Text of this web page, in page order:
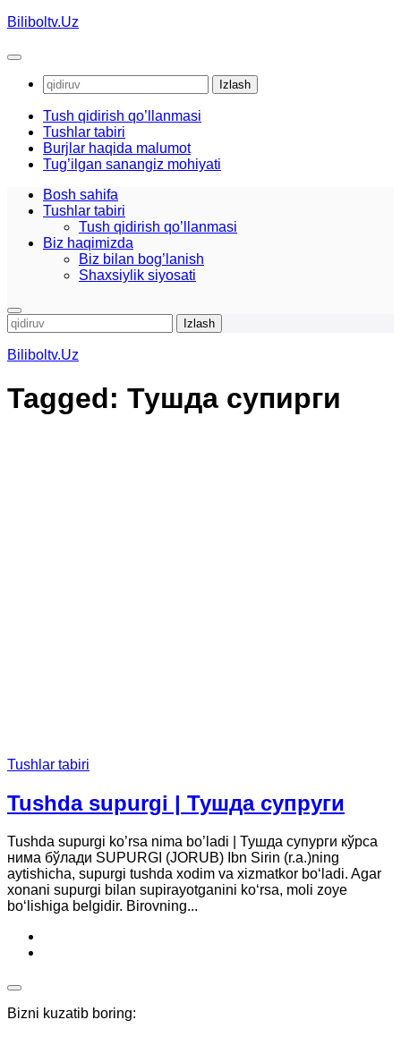
Skip
content
Biliboltv.Uz
Qidirshish:
Tush qidirish qo’llanmasi
Tushlar tabiri
Burjlar haqida malumot
Tug’ilgan sanangiz mohiyati
Bosh sahifa
Tushlar tabiri
Tush qidirish qo’llanmasi
Biz haqimizda
Biz bilan bog’lanish
Shaxsiylik siyosati
Qidirshish:
Biliboltv.Uz
Tagged: Тушда супирги
Tushlar tabiri
Tushda supurgi | Тушда супруги
Tushda supurgi ko’rsa nima bo’ladi | Тушда супурги кўрса
нима бўлади SUPURGI (JORUB) Ibn Sirin (r.a.)ning
aytishicha, supurgi tushda xodim va xizmatkor bo‘ladi. Agar
xonani supurgi bilan supirayotganini ko‘rsa, moli zoye
bo‘lishiga belgidir. Birovning...
Bizni kuzatib boring: